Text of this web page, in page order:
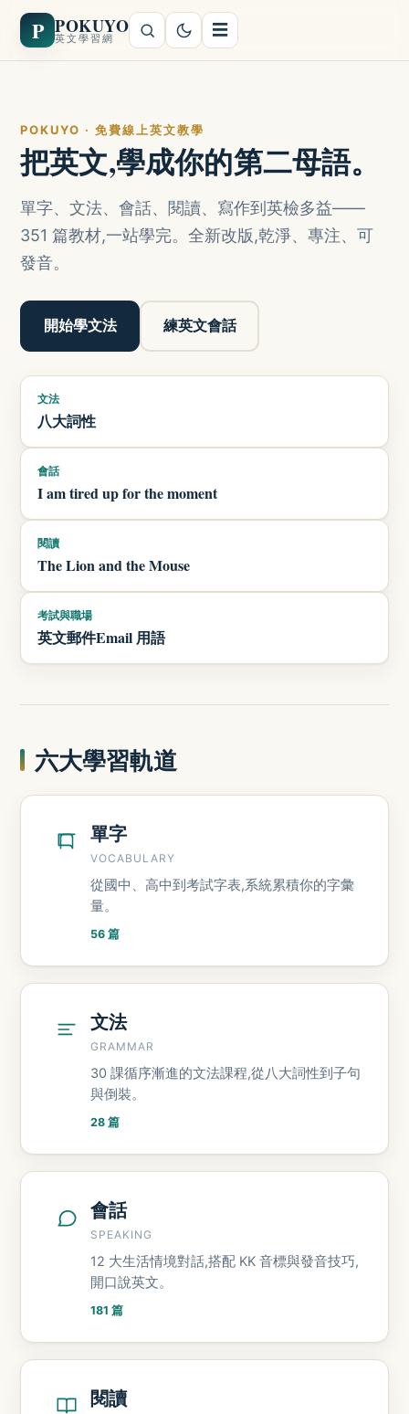
P POKUYO
英文學習網 ☰
POKUYO · 免費線上英文教學
把英文,學成你的第二母語。
單字、文法、會話、閱讀、寫作到英檢多益——
351 篇教材,一站學完。全新改版,乾淨、專注、可
發音。
開始學文法 練英文會話
文法
八大詞性
會話
I am tired up for the moment
閱讀
The Lion and the Mouse
考試與職場
英文郵件Email 用語
六大學習軌道
單字
VOCABULARY
從國中、高中到考試字表,系統累積你的字彙
量。
56 篇
文法
GRAMMAR
30 課循序漸進的文法課程,從八大詞性到子句
與倒裝。
28 篇
會話
SPEAKING
12 大生活情境對話,搭配 KK 音標與發音技巧,
開口說英文。
181 篇
閱讀